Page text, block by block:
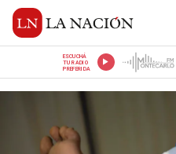
ESCUCHÁ
TU RADIO
PREFERIDA